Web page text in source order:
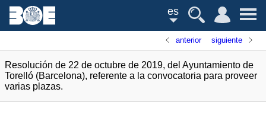
es
anterior siguiente
Resolución de 22 de octubre de 2019, del Ayuntamiento de
Torelló (Barcelona), referente a la convocatoria para proveer
varias plazas.